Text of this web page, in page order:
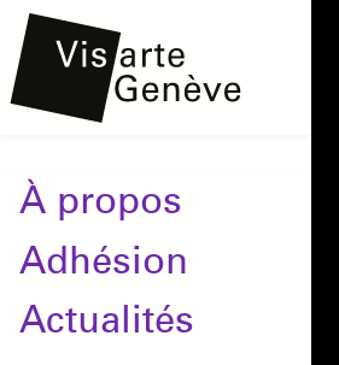
Aller
au
contenu
Main
navigation
À propos
Adhésion
Actualités